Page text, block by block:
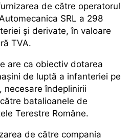
de către operatorul
SRL a 298
și derivate, în valoare
TVA.
are ca obiectiv dotarea
de luptă a infanteriei pe
necesare îndeplinirii
batalioanele de
Terestre Române.
de către compania